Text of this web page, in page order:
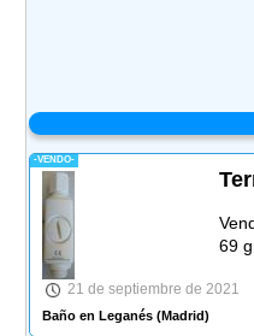
-VENDO-
69
21 de septiembre de 2021
Baño en Leganés(Madrid)